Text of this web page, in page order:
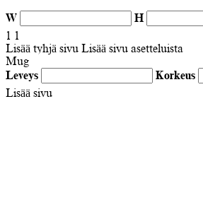
W
H
1 1
Lisää tyhjä sivu Lisää sivu asetteluista
Mug
Leveys
Korkeus
Lisää sivu